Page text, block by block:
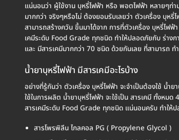
แน่นอนว่า ผู้ใช้งาน บุหรี่ไฟฟ้า หรือ พอตไฟฟ้า หลายๆท่
มากกว่า จริงๆหรือไม่ ต้องยอมรับเลยว่า ตัวเครื่อง บุห
สามารถสร้างควัน ขึ้นมาได้จาก การที่ตัวเครื่อง บุหรี่ไฟ
เคมีระดับ Food Grade ทุกชนิด ทำให้ปลอดภัยกับ ร่า
และ มีสารเคมีมากกว่า 70 ชนิด ด้วยกันเลย ที่สามารถ ท
น้ำยาบุหรี่ไฟฟ้า มีสารเคมีอะไรบ้าง
อย่างที่รู้กันว่า ตัวเครื่อง บุหรี่ไฟฟ้า จะจำเป็นต้องใช้ น้ำ
ใช้ในการผลิต น้ำยาบุหรี่ไฟฟ้า จะใช้เป็น สารเคมี ทั้งหม
สารเคมีระดับ Food Grade ทุกชนิด แน่นอนครับ ทำให้ป
สารโพรพิลีน ไกลคอล PG ( Propylene Glycol )